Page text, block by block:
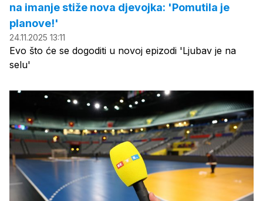
na imanje stiže nova djevojka: 'Pomutila je
planove!'
24.11.2025 13:11
Evo što će se dogoditi u novoj epizodi 'Ljubav je na
selu'